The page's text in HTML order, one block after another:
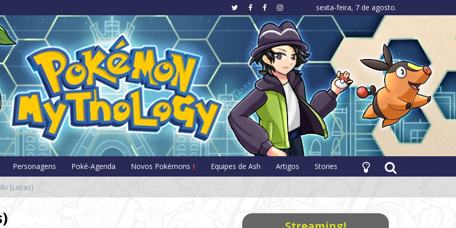
sexta-feira, 7 de agosto.
Pokémon Mythology
Personagens Poké-Agenda Novos Pokémons Equipes de Ash Artigos Stories
(Lucas)